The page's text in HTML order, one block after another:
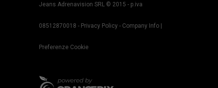
Jeans Adrenavision SRL © 2015 - p.iva
08512870018 - Privacy Policy - Company Info |
Preferenze Cookie